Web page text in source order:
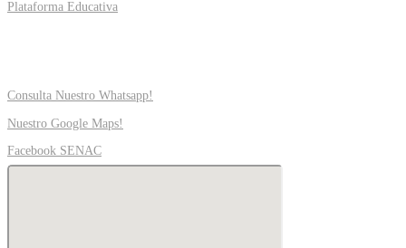
Plataforma Educativa
Consulta Nuestro Whatsapp!
Nuestro Google Maps!
Facebook SENAC